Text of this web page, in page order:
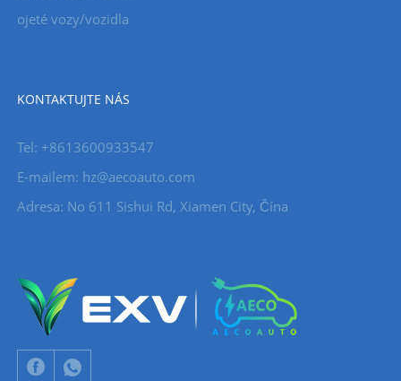
ojeté vozy/vozidla
KONTAKTUJTE NÁS
Tel: +8613600933547
E-mailem: hz@aecoauto.com
Adresa: No 611 Sishui Rd, Xiamen City, Čína